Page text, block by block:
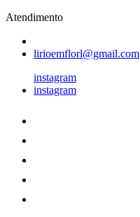
Atendimento
lirioemflorl@gmail.com
instagram
instagram